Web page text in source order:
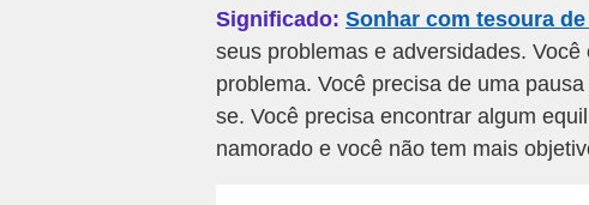
Significado: Sonhar com tesoura
seus problemas e adversidades.
problema. Você precisa de uma
se. Você precisa encontrar algum
namorado e você não tem mais